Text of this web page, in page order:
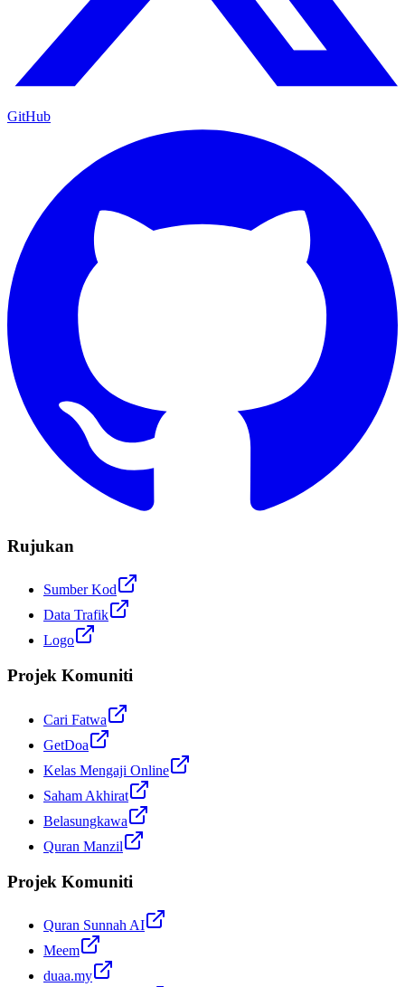
GitHub
Rujukan
Sumber Kod
Data Trafik
Logo
Projek Komuniti
Cari Fatwa
GetDoa
Kelas Mengaji Online
Saham Akhirat
Belasungkawa
Quran Manzil
Projek Komuniti
Quran Sunnah AI
Meem
duaa.my